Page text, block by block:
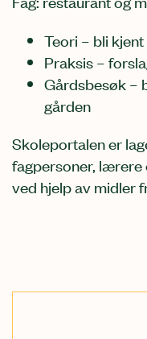
Teori – bli
Praksis –
Gårdsbesøk –
gården
Skoleportalen er
fagpersoner, lærere
ved hjelp av midler